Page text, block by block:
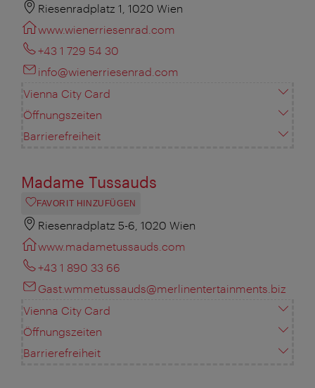
Riesenradplatz 1, 1020 Wien
www.wienerriesenrad.com
+43 1 729 54 30
info@wienerriesenrad.com
Vienna City Card
Öffnungszeiten
Barrierefreiheit
Madame Tussauds
FAVORIT HINZUFÜGEN
Riesenradplatz 5-6, 1020 Wien
www.madametussauds.com
+43 1 890 33 66
Gast.wmmetussauds@merlinentertainments.biz
Vienna City Card
Öffnungszeiten
Barrierefreiheit